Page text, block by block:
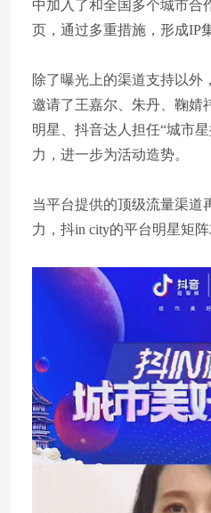
中加入了和全国多个城市合
页，通过多重措施，形成IP
除了曝光上的渠道支持以外
邀请了王嘉尔、朱丹、鞠婧
明星、抖音达人担任“城市
力，进一步为活动造势。
当平台提供的顶级流量渠道
力，抖in city的平台明星矩